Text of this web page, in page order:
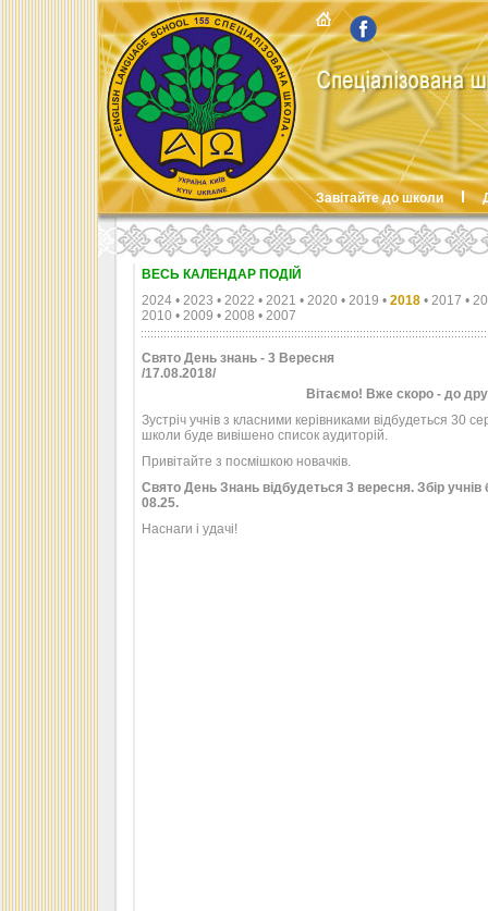
Завітайте до школи
ВЕСЬ КАЛЕНДАР ПОДІЙ
2024 • 2023 • 2022 • 2021 • 2020 • 2019 • 2018 • 2017 •
2010 • 2009 • 2008 • 2007
Свято День знань - 3 Вересня
/17.08.2018/
Вітаємо! Вже скоро - до
Зустріч учнів з класними керівниками відбудеться 30
школи буде вивішено список аудиторій.
Привітайте з посмішкою новачків.
Свято День Знань відбудеться 3 вересня. Збір
08.25.
Наснаги і удачі!